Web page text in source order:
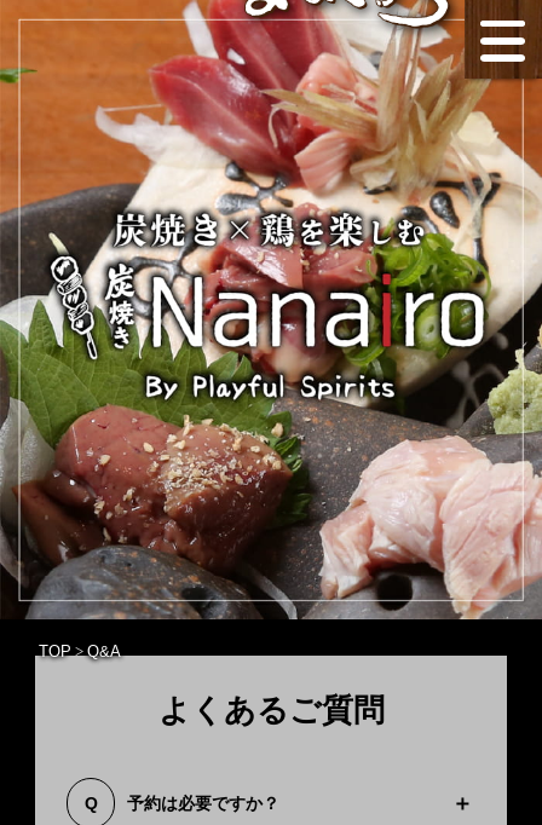
TOP>Q&A
よくあるご質問
Q 予約は必要ですか？
電話にてご予約いただけます。確実にお席を